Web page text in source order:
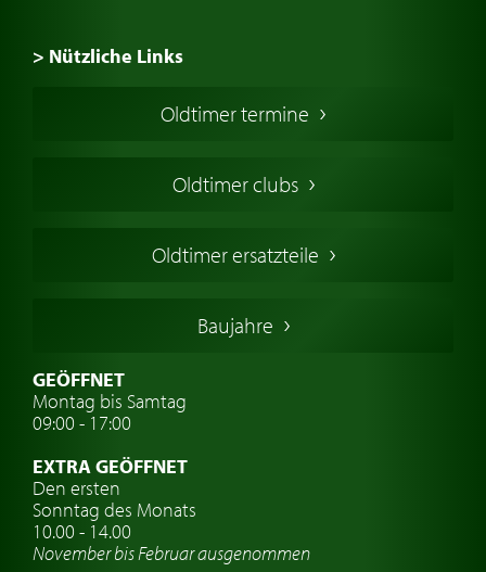
> Nützliche Links
Oldtimers in Europa
Englische Oldtimer
Deutsche Oldtimer
Schwedische Oldtimer
Oldtimer mit h-kennzeichen
Auto Oldtimer Markt
Oldtimer-Versicherung
Oldtimer-Clubs
Oldtimer-Reisen
Oldtimer termine
Oldtimer clubs
Oldtimer ersatzteile
Baujahre
GEÖFFNET
Montag bis Samtag
09:00 - 17:00
EXTRA GEÖFFNET
Den ersten
Sonntag des Monats
10.00 - 14.00
November bis Februar ausgenommen